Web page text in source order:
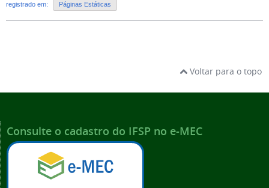
registrado em: Páginas Estáticas
Voltar para o topo
Consulte o cadastro do IFSP no e-MEC